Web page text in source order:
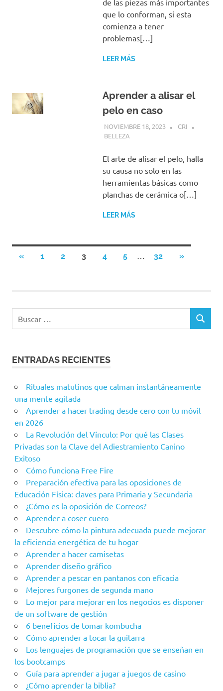
de las piezas más importantes
que lo conforman, si esta
comienza a tener
problemas[…]
LEER MÁS
Aprender a alisar el
pelo en caso
NOVIEMBRE 18, 2023
CRI
BELLEZA
El arte de alisar el pelo, halla
su causa no solo en las
herramientas básicas como
planchas de cerámica o[…]
LEER MÁS
Paginación
«ENTRADAS
1 2 3 4 5 32 »
ENTRADAS RECIENTES
Rituales matutinos que calman instantáneamente
una mente agitada
Aprender a hacer trading desde cero con tu móvil
en 2026
La Revolución del Vínculo: Por qué las Clases
Privadas son la Clave del Adiestramiento Canino
Exitoso
Cómo funciona Free Fire
Preparación efectiva para las oposiciones de
Educación Física: claves para Primaria y Secundaria
¿Cómo es la oposición de Correos?
Aprender a coser cuero
Descubre cómo la pintura adecuada puede mejorar
la eficiencia energética de tu hogar
Aprender a hacer camisetas
Aprender diseño gráfico
Aprender a pescar en pantanos con eficacia
Mejores furgones de segunda mano
Lo mejor para mejorar en los negocios es disponer
de un software de gestión
6 beneficios de tomar kombucha
Cómo aprender a tocar la guitarra
Los lenguajes de programación que se enseñan en
los bootcamps
Guía para aprender a jugar a juegos de casino
¿Cómo aprender la biblia?